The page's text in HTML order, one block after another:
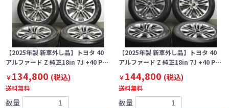
【2025年製 新車外し品】トヨタ 40
アルファード Z 純正18in 7J +40 P…
￥134,800 (税込)
送料無料
数量
【2025年製 新車外し品】トヨタ 40
アルファード Z 純正18in 7J +40 P…
￥144,800 (税込)
送料無料
数量